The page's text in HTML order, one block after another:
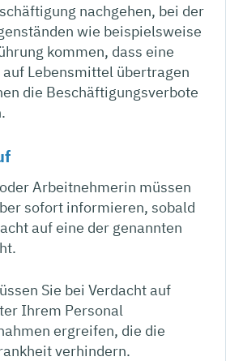
nachgehen, bei der
wie beispielsweise
kommen, dass eine
Lebensmittel übertragen
die Beschäftigungsverbote
Arbeitnehmerin müssen
sofort informieren, sobald
auf eine der genannten
Sie bei Verdacht auf
Ihrem Personal
ergreifen, die die
verhindern.